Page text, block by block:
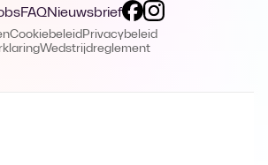
FAQNieuwsbrief
Cookiebeleid Privacybeleid
Wedstrijdreglement